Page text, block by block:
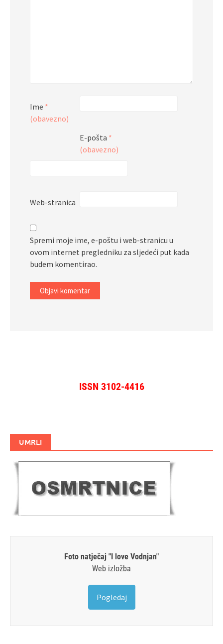
Ime *
(obavezno)
E-pošta *
(obavezno)
Web-stranica
Spremi moje ime, e-poštu i web-stranicu u
ovom internet pregledniku za sljedeći put kada
budem komentirao.
ISSN 3102-4416
UMRLI
Foto natječaj "I love Vodnjan"
Web izložba
Pogledaj